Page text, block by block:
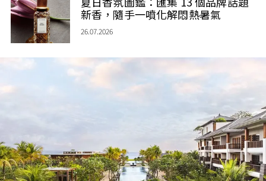
新香，隨手一噴化解悶熱暑氣
26.07.2026